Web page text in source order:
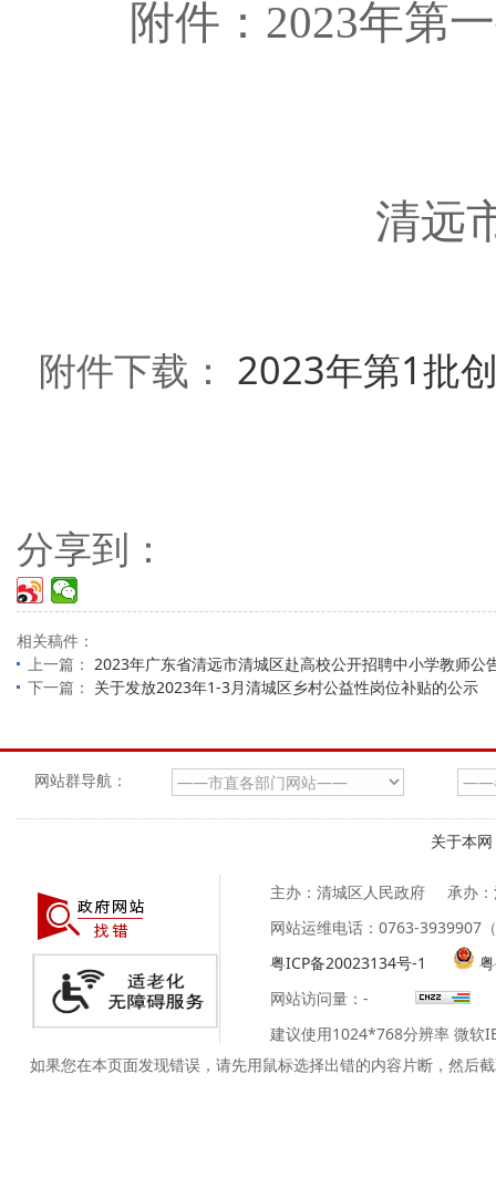
附件：2023年第一
清远
附件下载： 2023年第1批
分享到：
相关稿件：
上一篇： 2023年广东省清远市清城区赴高校公开招聘中小学教师公
下一篇： 关于发放2023年1-3月清城区乡村公益性岗位补贴的公示
网站群导航：
关于本网
主办：清城区人民政府
承办
网站运维电话：0763-3939907
粤ICP备20023134号-1
网站访问量： -
建议使用1024*768分辨率 微软
如果您在本页面发现错误，请先用鼠标选择出错的内容片断，然后